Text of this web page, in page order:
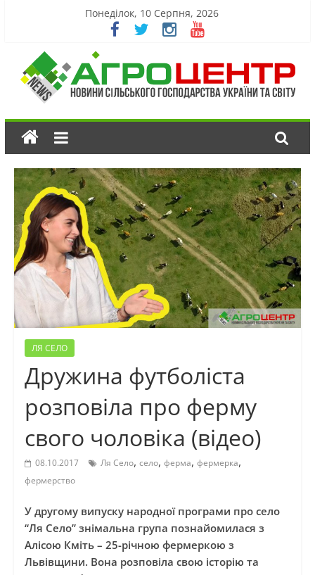
Понеділок, 10 Серпня, 2026
ЛЯ СЕЛО
Дружина футболіста
розповіла про ферму
свого чоловіка (відео)
08.10.2017 Ля Село, село, ферма, фермерка,
фермерство
У другому випуску народної програми про село
“Ля Село” знімальна група познайомилася з
Алісою Кміть – 25-річною фермеркою з
Львівщини. Вона розповіла свою історію та